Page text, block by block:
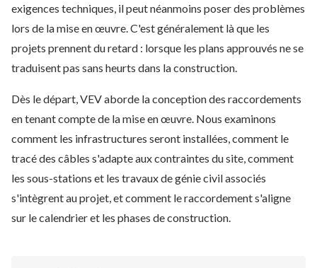
exigences techniques, il peut néanmoins poser des problèmes
lors de la mise en œuvre. C'est généralement là que les
projets prennent du retard : lorsque les plans approuvés ne se
traduisent pas sans heurts dans la construction.
Dès le départ, VEV aborde la conception des raccordements
en tenant compte de la mise en œuvre. Nous examinons
comment les infrastructures seront installées, comment le
tracé des câbles s'adapte aux contraintes du site, comment
les sous-stations et les travaux de génie civil associés
s'intègrent au projet, et comment le raccordement s'aligne
sur le calendrier et les phases de construction.